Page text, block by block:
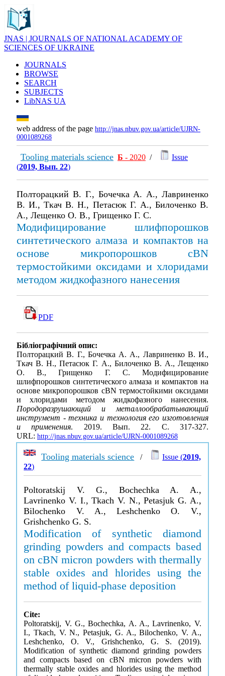
JNAS | JOURNALS OF NATIONAL ACADEMY OF
SCIENCES OF UKRAINE
JOURNALS
BROWSE
SEARCH
SUBJECTS
LibNAS UA
web address of the page http://jnas.nbuv.gov.ua/article/UJRN-
0001089268
Tooling materials science Б - 2020 /
Issue
(2019, Вып. 22)
Полторацкий В. Г., Бочечка А. А., Лавриненко
В. И., Ткач В. Н., Петасюк Г. А., Билоченко В.
А., Лещенко О. В., Грищенко Г. С.
Модифицирование шлифпорошков
синтетического алмаза и компактов на
основе микропорошков cBN
термостойкими оксидами и хлоридами
методом жидкофазного нанесения
PDF
Бібліографічний опис:
Полторацкий В. Г., Бочечка А. А., Лавриненко В. И.,
Ткач В. Н., Петасюк Г. А., Билоченко В. А., Лещенко
О. В., Грищенко Г. С. Модифицирование
шлифпорошков синтетического алмаза и компактов на
основе микропорошков cBN термостойкими оксидами
и хлоридами методом жидкофазного нанесения.
Породоразрушающий и металлообрабатывающий
инструмент - техника и технология его изготовления
и применения. 2019. Вып. 22. С. 317-327.
URL: http://jnas.nbuv.gov.ua/article/UJRN-0001089268
Tooling materials science / Issue (2019,
22)
Poltoratskij V. G., Bochechka A. A.,
Lavrinenko V. I., Tkach V. N., Petasjuk G. A.,
Bilochenko V. A., Leshchenko O. V.,
Grishchenko G. S.
Modification of synthetic diamond
grinding powders and compacts based
on cBN micron powders with thermally
stable oxides and hlorides using the
method of liquid-phase deposition
Cite:
Poltoratskij, V. G., Bochechka, A. A., Lavrinenko, V.
I., Tkach, V. N., Petasjuk, G. A., Bilochenko, V. A.,
Leshchenko, O. V., Grishchenko, G. S. (2019).
Modification of synthetic diamond grinding powders
and compacts based on cBN micron powders with
thermally stable oxides and hlorides using the method